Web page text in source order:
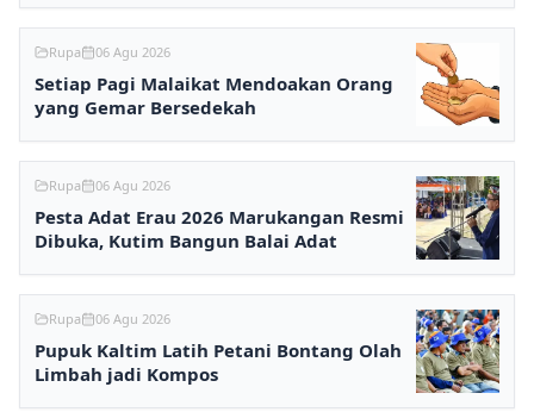
Rupa 06 Agu 2026
Setiap Pagi Malaikat Mendoakan Orang
yang Gemar Bersedekah
Rupa 06 Agu 2026
Pesta Adat Erau 2026 Marukangan Resmi
Dibuka, Kutim Bangun Balai Adat
Rupa 06 Agu 2026
Pupuk Kaltim Latih Petani Bontang Olah
Limbah jadi Kompos